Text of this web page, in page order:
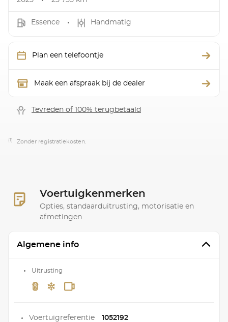
Essence Handmatig
Plan een telefoontje
Maak een afspraak bij de dealer
Tevreden of 100% terugbetaald
(1) Zonder registratiekosten.
Voertuigkenmerken
Opties, standaarduitrusting, motorisatie en
afmetingen
Algemene info
Uitrusting
Voertuigreferentie 1052192